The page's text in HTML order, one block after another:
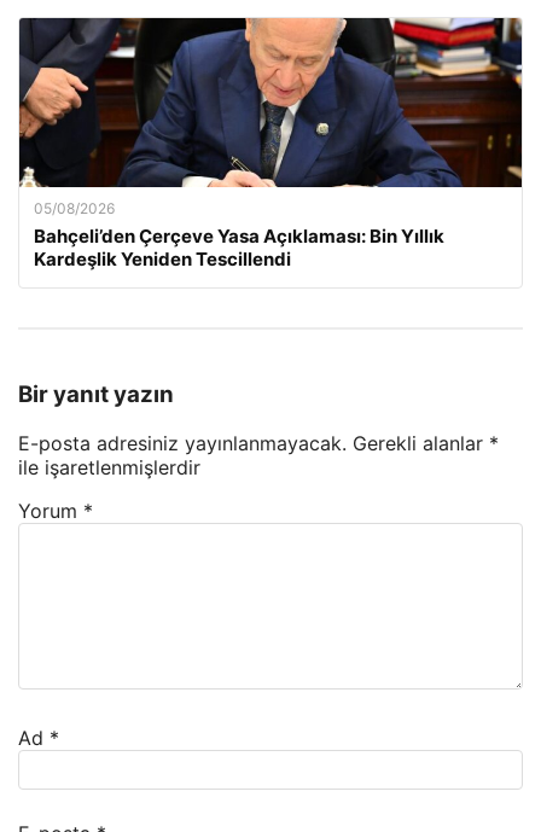
05/08/2026
Bahçeli’den Çerçeve Yasa Açıklaması: Bin Yıllık
Kardeşlik Yeniden Tescillendi
Bir yanıt yazın
E-posta adresiniz yayınlanmayacak. Gerekli alanlar *
ile işaretlenmişlerdir
Yorum *
Ad *